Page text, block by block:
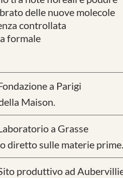
delle nuove molecole
controllata
formale
a Parigi
Maison.
a Grasse
diretto sulle materie prime.
produttivo ad